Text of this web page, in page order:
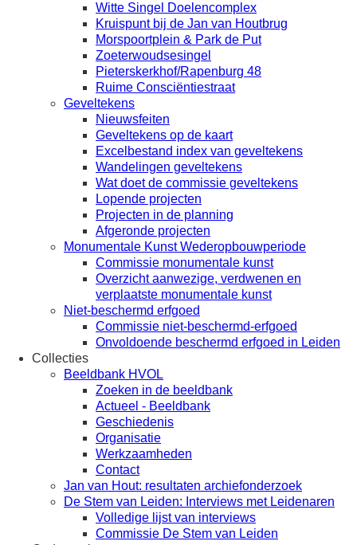
Witte Singel Doelencomplex
Kruispunt bij de Jan van Houtbrug
Morspoortplein & Park de Put
Zoeterwoudsesingel
Pieterskerkhof/Rapenburg 48
Ruime Consciëntiestraat
Geveltekens
Nieuwsfeiten
Geveltekens op de kaart
Excelbestand index van geveltekens
Wandelingen geveltekens
Wat doet de commissie geveltekens
Lopende projecten
Projecten in de planning
Afgeronde projecten
Monumentale Kunst Wederopbouwperiode
Commissie monumentale kunst
Overzicht aanwezige, verdwenen en
verplaatste monumentale kunst
Niet-beschermd erfgoed
Commissie niet-beschermd-erfgoed
Onvoldoende beschermd erfgoed in Leiden
Collecties
Beeldbank HVOL
Zoeken in de beeldbank
Actueel - Beeldbank
Geschiedenis
Organisatie
Werkzaamheden
Contact
Jan van Hout: resultaten archiefonderzoek
De Stem van Leiden: Interviews met Leidenaren
Volledige lijst van interviews
Commissie De Stem van Leiden